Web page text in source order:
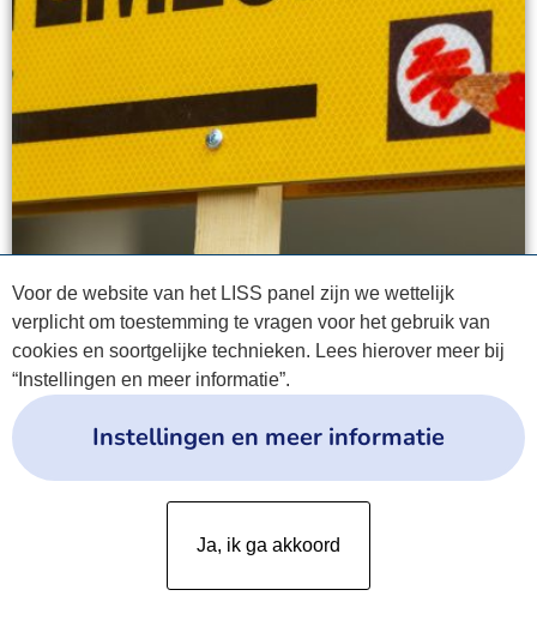
Voor de website van het LISS panel zijn we wettelijk
verplicht om toestemming te vragen voor het gebruik van
cookies en soortgelijke technieken. Lees hierover meer bij
“Instellingen en meer informatie”.
Instellingen en meer informatie
Ja, ik ga akkoord
Privacyverklaring
Cookies